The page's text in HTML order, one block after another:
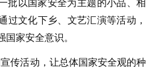
批以国家安全为主题的小品、相
过文化下乡、文艺汇演等活动，
家安全意识。
传活动，让总体国家安全观的种